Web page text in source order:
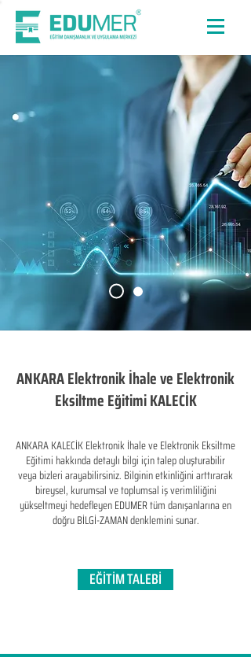
ANKARA Elektronik İhale ve Elektronik
Eksiltme Eğitimi KALECİK
ANKARA KALECİK Elektronik İhale ve Elektronik Eksiltme
Eğitimi hakkında detaylı bilgi için talep oluşturabilir
veya bizleri arayabilirsiniz. Bilginin etkinliğini arttırarak
bireysel, kurumsal ve toplumsal iş verimliliğini
yükseltmeyi hedefleyen​ EDUMER tüm danışanlarına en
doğru BİLGİ-ZAMAN denklemini sunar.
EĞİTİM TALEBİ